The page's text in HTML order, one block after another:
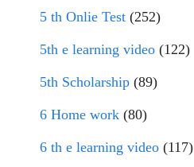
5 th Onlie Test (252)
5th e learning video (122)
5th Scholarship (89)
6 Home work (80)
6 th e learning video (117)